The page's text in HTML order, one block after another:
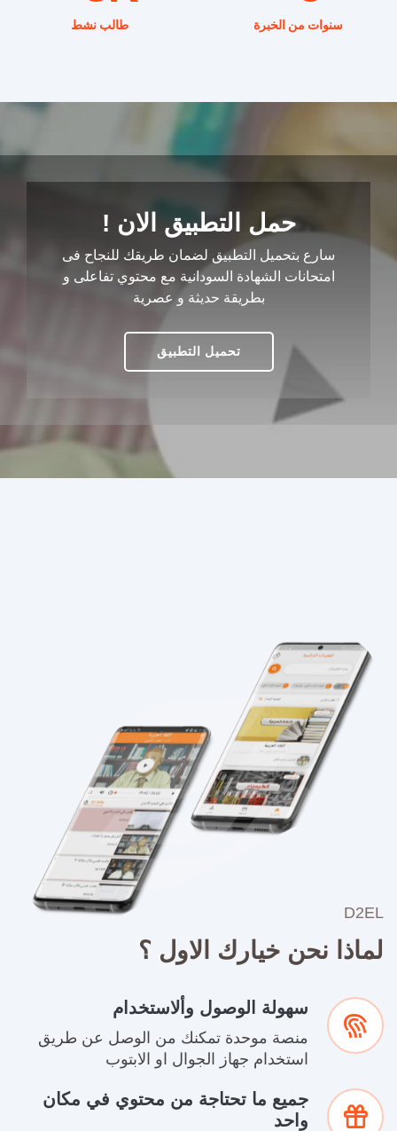
سنوات من الخبرة طالب نشط
حمل التطبيق الان !
سارع بتحميل التطبيق لضمان طريقك للنجاح فى
امتحانات الشهادة السودانية مع محتوي تفاعلى و
بطريقة حديثة و عصرية
تحميل التطبيق
D2EL
لماذا نحن خيارك الاول ؟
سهولة الوصول وألاستخدام
منصة موحدة تمكنك من الوصل عن طريق
استخدام جهاز الجوال او الابتوب
جميع ما تحتاجة من محتوي في مكان
واحد